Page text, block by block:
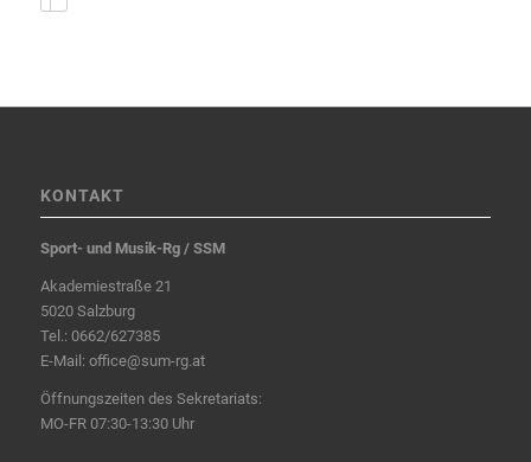
KONTAKT
Sport- und Musik-Rg / SSM
Akademiestraße 21
5020 Salzburg
Tel.: 0662/627385
E-Mail: office@sum-rg.at
Öffnungszeiten des Sekretariats:
MO-FR 07:30-13:30 Uhr